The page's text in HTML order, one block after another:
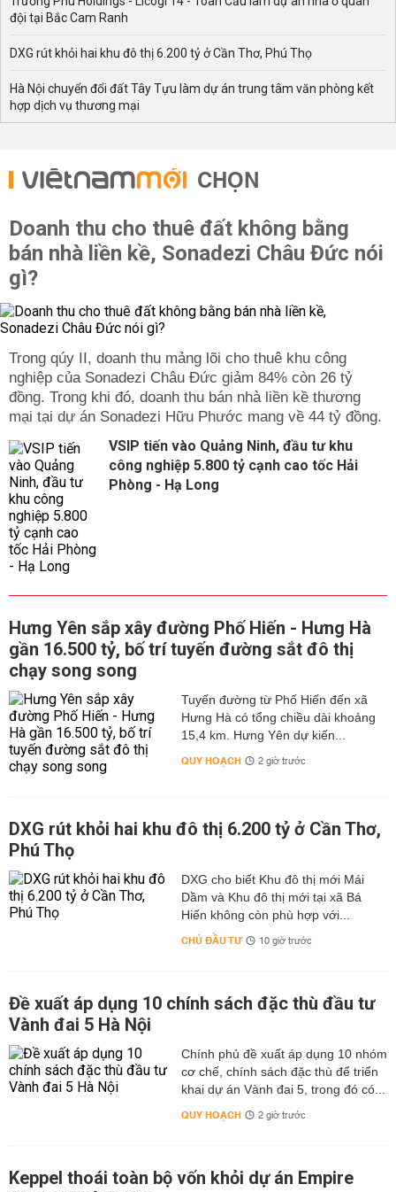
đội tại Bắc Cam Ranh
DXG rút khỏi hai khu đô thị 6.200 tỷ ở Cần Thơ, Phú Thọ
Hà Nội chuyển đổi đất Tây Tựu làm dự án trung tâm văn phòng kết
hợp dịch vụ thương mại
CHỌN
Doanh thu cho thuê đất không bằng
bán nhà liền kề, Sonadezi Châu Đức nói
gì?
Trong qúy II, doanh thu mảng lõi cho thuê khu công
nghiệp của Sonadezi Châu Đức giảm 84% còn 26 tỷ
đồng. Trong khi đó, doanh thu bán nhà liền kề thương
mại tại dự án Sonadezi Hữu Phước mang về 44 tỷ đồng.
VSIP tiến vào Quảng Ninh, đầu tư khu
công nghiệp 5.800 tỷ cạnh cao tốc Hải
Phòng - Hạ Long
Hưng Yên sắp xây đường Phố Hiến - Hưng Hà
gần 16.500 tỷ, bố trí tuyến đường sắt đô thị
chạy song song
Tuyến đường từ Phố Hiến đến xã
Hưng Hà có tổng chiều dài khoảng
15,4 km. Hưng Yên dự kiến...
QUY HOẠCH 2 giờ trước
DXG rút khỏi hai khu đô thị 6.200 tỷ ở Cần Thơ,
Phú Thọ
DXG cho biết Khu đô thị mới Mái
Dầm và Khu đô thị mới tại xã Bá
Hiến không còn phù hợp với...
CHỦ ĐẦU TƯ 10 giờ trước
Đề xuất áp dụng 10 chính sách đặc thù đầu tư
Vành đai 5 Hà Nội
Chính phủ đề xuất áp dụng 10 nhóm
cơ chế, chính sách đặc thù để triển
khai dự án Vành đai 5, trong đó có...
QUY HOẠCH 2 giờ trước
Keppel thoái toàn bộ vốn khỏi dự án Empire